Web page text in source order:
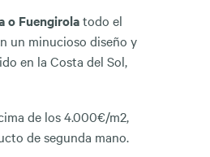
o Fuengirolatodo el
un minucioso diseño y
en la Costa del Sol,
de los 4.000€/m2,
de segunda mano.